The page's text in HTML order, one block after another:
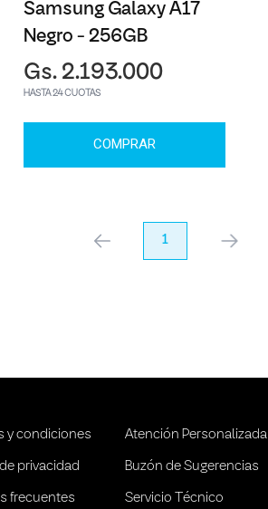
Samsung Galaxy A17
Negro - 256GB
Gs. 2.193.000
HASTA 24 CUOTAS
COMPRAR
anterior 1 próximo
y condiciones
privacidad
frecuentes
Atención Personalizada
Buzón de Sugerencias
Servicio Técnico